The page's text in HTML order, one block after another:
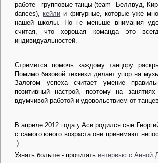
работе - групповые танцы (team
dances),кейли и фигурные, которые уже
нашей школы. Но не меньше внимания
считая, что хорошая команда это
индивидуальностей.
Стремится помочь каждому танцору
Помимо базовой техники делает упор на
Залогом успеха считает умение
позитивный настрой, поэтому на
вдумчивой работой и удовольствием от танцев.
В апреле 2012 года у Аси родился сын
с самого юного возраста они принимают
:)
Узнать больше - прочитать интервью с Анной